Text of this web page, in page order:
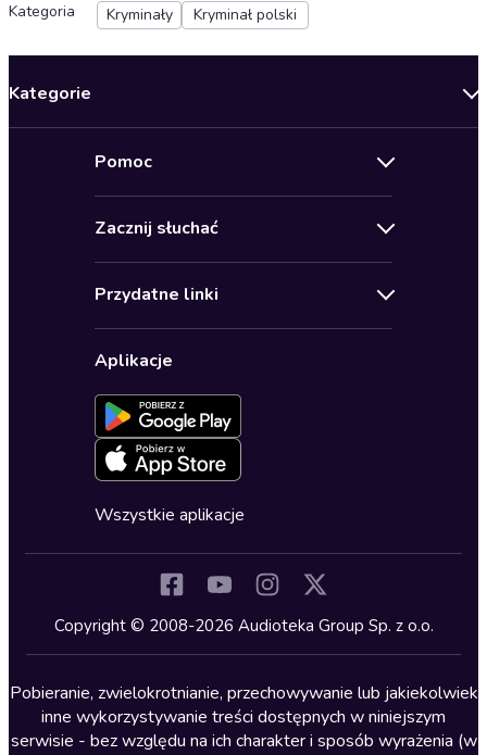
Kategoria
Kryminały Kryminał polski
Kategorie
Biznes, marketing, ekonomia
Dla młodzieży
Kryminały
Lektury szkolne
Literatura anglojęzyczna
Literatura faktu
Pomoc
Pomoc
Ustawienia prywatności
Formularz zgłaszania nielegalnych treści
Deklaracja dostępności
Zacznij słuchać
Karnety
Oferta dla firm i bibliotek
Przydatne linki
Dołącz do newslettera
Blog
Zapowiedzi
Cykle audiobooków
Aplikacje
Wszystkie aplikacje
Copyright © 2008-2026 Audioteka Group Sp. z o.o.
Pobieranie, zwielokrotnianie, przechowywanie lub jakiekolwiek
inne wykorzystywanie treści dostępnych w niniejszym
serwisie - bez względu na ich charakter i sposób wyrażenia (w